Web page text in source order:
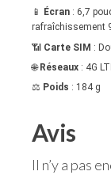
📱
Écran : 6,7
rafraîchissement
📶 Carte SIM :
🌐 Réseaux : 4G
⚖️ Poids : 184 g
Avis
Il n’y a pas